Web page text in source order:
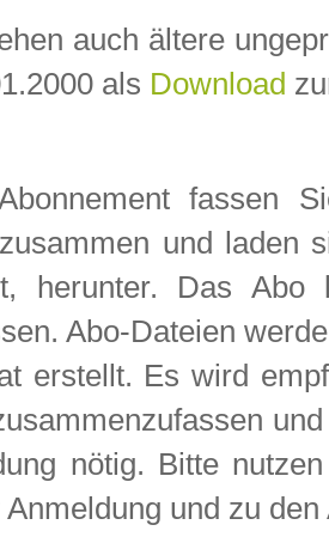
auch ältere
als Download
fassen
und laden
herunter. Das
Abo-Dateien
erstellt. Es wird
nötig. Bitte
Anmeldung und zu